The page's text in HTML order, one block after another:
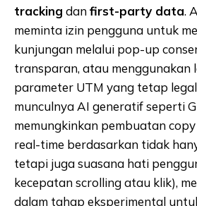
tracking danfirst-party data.
meminta izin pengguna untuk
kunjungan melalui pop-up
transparan, atau menggunakan
parameter UTM yang tetap
munculnya AI generatif seperti
memungkinkan pembuatan
real-time berdasarkan tidak
tetapi juga suasana hati
kecepatan scrolling atau klik),
dalam tahap eksperimental